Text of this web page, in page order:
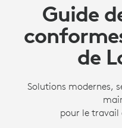
LOGITECH
Guide
de
Solutions modernes,
pour le